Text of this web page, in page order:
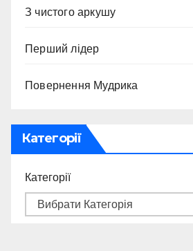
З чистого аркушу
Перший лідер
Повернення Мудрика
Категорії
Категорії